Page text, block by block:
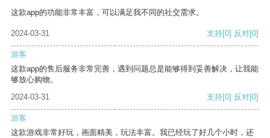
这款app的功能非常丰富，可以满足我不同的社交需求。
2024-03-31 支持[0] 反对[0]
游客
这款app的售后服务非常完善，遇到问题总是能够得到妥善解决，让我能
够放心购物。
2024-03-31
支持[0] 反对[0]
游客
这款游戏非常好玩，画面精美，玩法丰富。我已经玩了好几个小时，还